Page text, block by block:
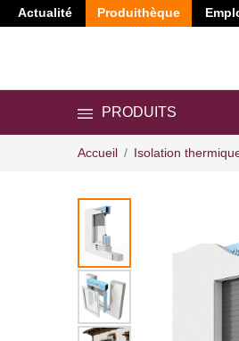
Actualité Produithèque
PRODUITS
Accueil Isolation